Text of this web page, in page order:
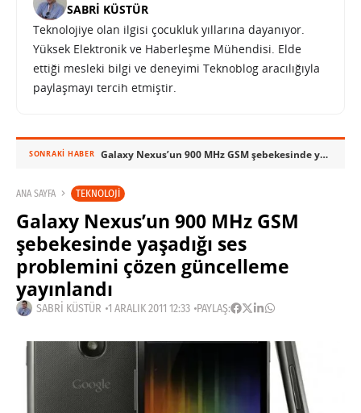
SABRI KÜSTÜR
Teknolojiye olan ilgisi çocukluk yıllarına dayanıyor.
Yüksek Elektronik ve Haberleşme Mühendisi. Elde
ettiği mesleki bilgi ve deneyimi Teknoblog aracılığıyla
paylaşmayı tercih etmiştir.
SONRAKI HABER Galaxy Nexus’un 900 MHz GSM şebekesinde yaşadığı ses problemini çözen güncelleme yayınlandı
ANA SAYFA TEKNOLOJI
Galaxy Nexus’un 900 MHz GSM
şebekesinde yaşadığı ses
problemini çözen güncelleme
yayınlandı
SABRI KÜSTÜR 1 ARALIK 2011 12:33 PAYLAŞ: